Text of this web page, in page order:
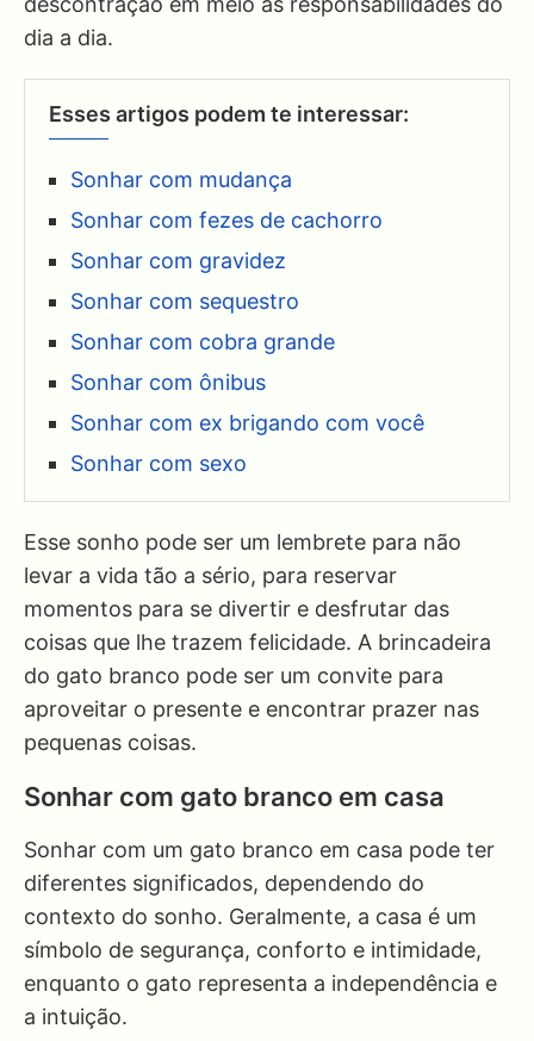
dia a dia.
Esses artigos podem te interessar:
Sonhar com mudança
Sonhar com fezes de cachorro
Sonhar com gravidez
Sonhar com sequestro
Sonhar com cobra grande
Sonhar com ônibus
Sonhar com ex brigando com você
Sonhar com sexo
Esse sonho pode ser um lembrete para não
levar a vida tão a sério, para reservar
momentos para se divertir e desfrutar das
coisas que lhe trazem felicidade. A brincadeira
do gato branco pode ser um convite para
aproveitar o presente e encontrar prazer nas
pequenas coisas.
Sonhar com gato branco em casa
Sonhar com um gato branco em casa pode ter
diferentes significados, dependendo do
contexto do sonho. Geralmente, a casa é um
símbolo de segurança, conforto e intimidade,
enquanto o gato representa a independência e
a intuição.